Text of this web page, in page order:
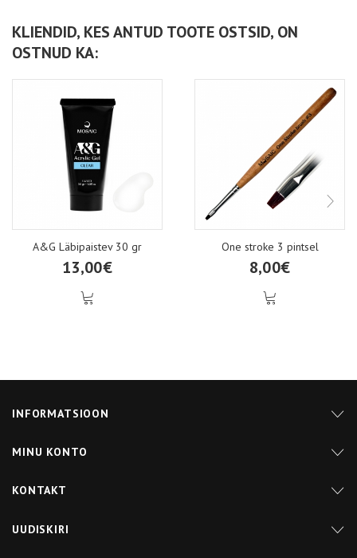
KLIENDID, KES ANTUD TOOTE OSTSID, ON
OSTNUD KA:
A&G Läbipaistev 30 gr
13,00€
One stroke 3 pintsel
8,00€
INFORMATSIOON
MINU KONTO
KONTAKT
UUDISKIRI